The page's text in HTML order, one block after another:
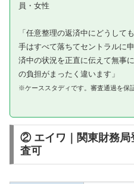
員・女性
「任意整理の返済中にどうして
手はすべて落ちてセントラルに
済中の状況を正直に伝えて無事
の負担がまったく違います」
※ケーススタディです。審査通過を保
② エイワ｜関東財務局
査可